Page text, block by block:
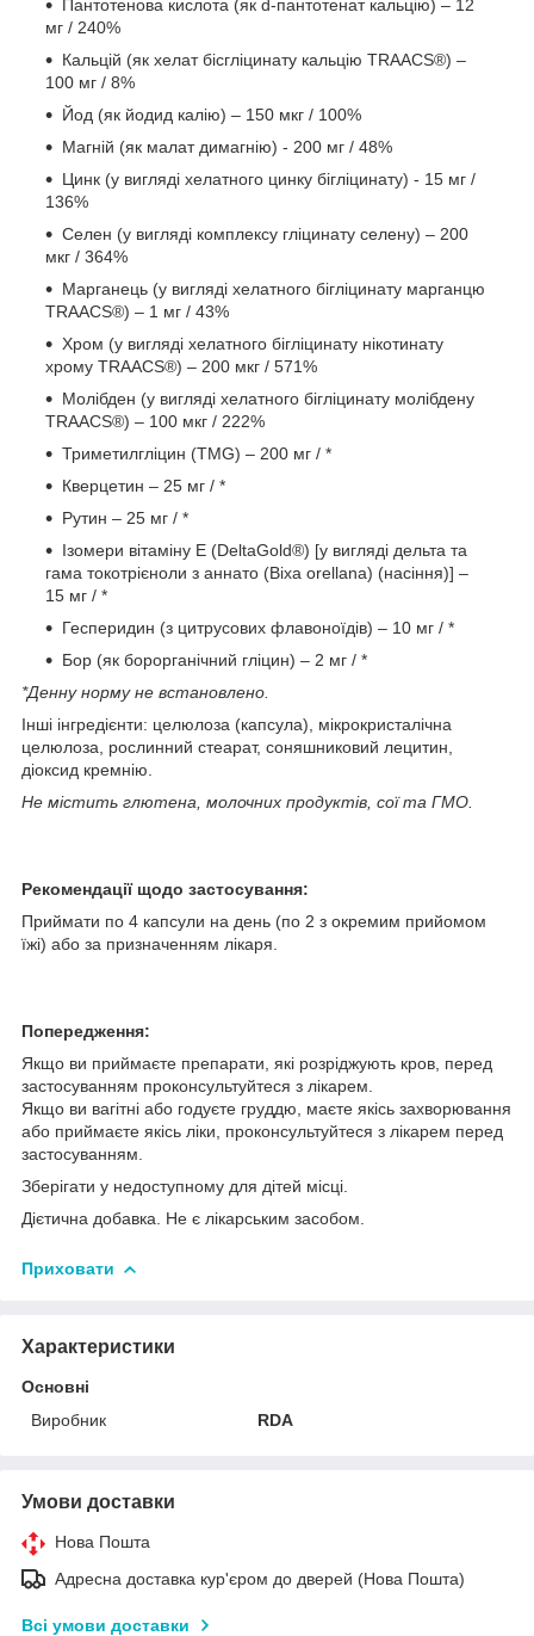
Пантотенова кислота (як d-пантотенат кальцію) – 12
мг / 240%
Кальцій (як хелат бісгліцинату кальцію TRAACS®) –
100 мг / 8%
Йод (як йодид калію) – 150 мкг / 100%
Магній (як малат димагнію) - 200 мг / 48%
Цинк (у вигляді хелатного цинку бігліцинату) - 15 мг /
136%
Селен (у вигляді комплексу гліцинату селену) – 200
мкг / 364%
Марганець (у вигляді хелатного бігліцинату марганцю
TRAACS®) – 1 мг / 43%
Хром (у вигляді хелатного бігліцинату нікотинату
хрому TRAACS®) – 200 мкг / 571%
Молібден (у вигляді хелатного бігліцинату молібдену
TRAACS®) – 100 мкг / 222%
Триметилгліцин (TMG) – 200 мг / *
Кверцетин – 25 мг / *
Рутин – 25 мг / *
Ізомери вітаміну E (DeltaGold®) [у вигляді дельта та
гама токотрієноли з аннато (Bixa orellana) (насіння)] –
15 мг / *
Гесперидин (з цитрусових флавоноїдів) – 10 мг / *
Бор (як борорганічний гліцин) – 2 мг / *
*Денну норму не встановлено.
Інші інгредієнти: целюлоза (капсула), мікрокристалічна
целюлоза, рослинний стеарат, соняшниковий лецитин,
діоксид кремнію.
Не містить глютена, молочних продуктів, сої та ГМО.
Рекомендації щодо застосування:
Приймати по 4 капсули на день (по 2 з окремим прийомом
їжі) або за призначенням лікаря.
Попередження:
Якщо ви приймаєте препарати, які розріджують кров, перед
застосуванням проконсультуйтеся з лікарем.
Якщо ви вагітні або годуєте груддю, маєте якісь захворювання
або приймаєте якісь ліки, проконсультуйтеся з лікарем перед
застосуванням.
Зберігати у недоступному для дітей місці.
Дієтична добавка. Не є лікарським засобом.
Приховати
Характеристики
Основні
Виробник
RDA
Умови доставки
Нова Пошта
Адресна доставка кур'єром до дверей (Нова Пошта)
Всі умови доставки